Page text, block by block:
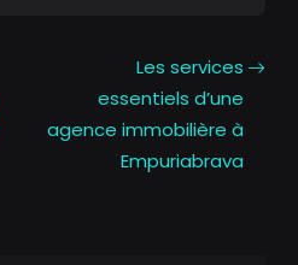
Les services
essentiels d’une
agence immobilière à
Empuriabrava